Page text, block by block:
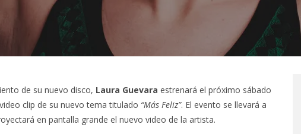
de su nuevo disco, Laura Guevara estrenará el próximo sábado
clip de su nuevo tema titulado “Más Feliz”. El evento se llevará a
en pantalla grande el nuevo video de la artista.